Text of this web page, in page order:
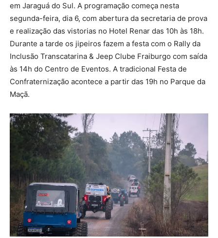
em Jaraguá do Sul. A programação começa nesta
segunda-feira, dia 6, com abertura da secretaria de prova
e realização das vistorias no Hotel Renar das 10h às 18h.
Durante a tarde os jipeiros fazem a festa com o Rally da
Inclusão Transcatarina & Jeep Clube Fraiburgo com saída
às 14h do Centro de Eventos. A tradicional Festa de
Confraternização acontece a partir das 19h no Parque da
Maçã.